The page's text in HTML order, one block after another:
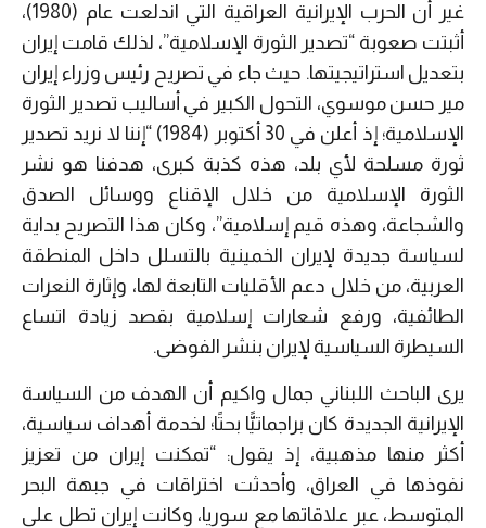
غير أن الحرب الإيرانية العراقية التي اندلعت عام (1980)،
أثبتت صعوبة “تصدير الثورة الإسلامية”، لذلك قامت إيران
بتعديل استراتيجيتها. حيث جاء في تصريح رئيس وزراء إيران
مير حسن موسوي، التحول الكبير في أساليب تصدير الثورة
الإسلامية؛ إذ أعلن في 30 أكتوبر (1984) “إننا لا نريد تصدير
ثورة مسلحة لأي بلد، هذه كذبة كبرى، هدفنا هو نشر
الثورة الإسلامية من خلال الإقناع ووسائل الصدق
والشجاعة، وهذه قيم إسلامية”، وكان هذا التصريح بداية
لسياسة جديدة لإيران الخمينية بالتسلل داخل المنطقة
العربية، من خلال دعم الأقليات التابعة لها، وإثارة النعرات
الطائفية، ورفع شعارات إسلامية بقصد زيادة اتساع
السيطرة السياسية لإيران بنشر الفوضى.
يرى الباحث اللبناني جمال واكيم أن الهدف من السياسة
الإيرانية الجديدة كان براجماتيًّا بحتًا؛ لخدمة أهداف سياسية،
أكثر منها مذهبية، إذ يقول: “تمكنت إيران من تعزيز
نفوذها في العراق، وأحدثت اختراقات في جبهة البحر
المتوسط، عبر علاقاتها مع سوريا، وكانت إيران تطل على